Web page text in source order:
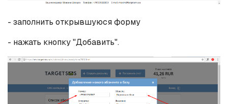
- заполнить открывшуюся форму
- нажать кнопку "Добавить".